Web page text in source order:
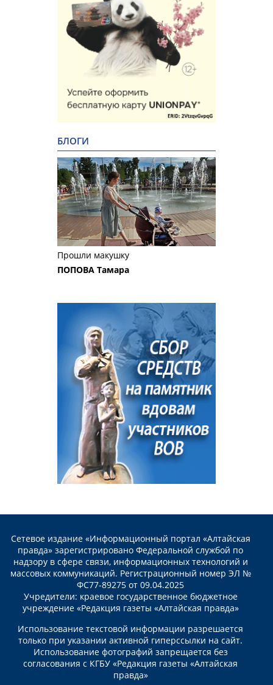
БЛОГИ
Прошли макушку
ПОПОВА Тамара
Сетевое издание «Информационный портал «Алтайская
правда» зарегистрировано Федеральной службой по
надзору в сфере связи, информационных технологий и
массовых коммуникаций. Регистрационный номер ЭЛ №
ФС77-89275 от 09.04.2025
Учредители: краевое государственное бюджетное
учреждение «Редакция газеты «Алтайская правда»
Использование текстовой информации разрешается
только при указании активной гиперссылки на сайт.
Использование фотографий запрещается без
согласования с КГБУ «Редакция газеты «Алтайская
правда»